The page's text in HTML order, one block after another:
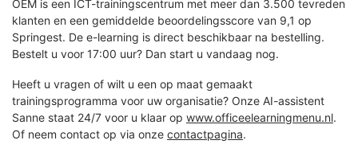
OEM is een ICT-trainingscentrum met meer dan 3.500 tevreden
klanten en een gemiddelde beoordelingsscore van 9,1 op
Springest. De e-learning is direct beschikbaar na bestelling.
Bestelt u voor 17:00 uur? Dan start u vandaag nog.
Heeft u vragen of wilt u een op maat gemaakt
trainingsprogramma voor uw organisatie? Onze AI-assistent
Sanne staat 24/7 voor u klaar op www.officeelearningmenu.nl.
Of neem contact op via onze contactpagina.